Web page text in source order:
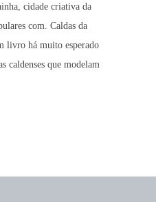
cidade criativa da
com. Caldas da
livro há muito esperado
caldenses que modelam